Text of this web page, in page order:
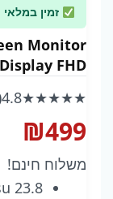
זמין במלאי
Display FHD
★★★★★
4.8
(47
₪499
משלוח חינם!
23.8"